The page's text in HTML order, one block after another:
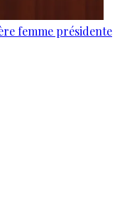
femme présidente